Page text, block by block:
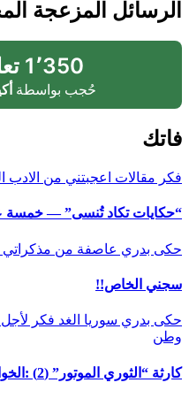
الرسائل المزعجة
1٬350 تعليق
حُجب بواسطة
فاتك
فكر مقالات اعجبتني من الادب
“حكايات تكاد تُنسى” — خمسة
حكى بدري عاصفة من مذكراتي
سجني الخاص!!
حكى بدري سوريا الغد فكر
وطن
كارثة “الثوري الموتور” (2) :الخوارج…